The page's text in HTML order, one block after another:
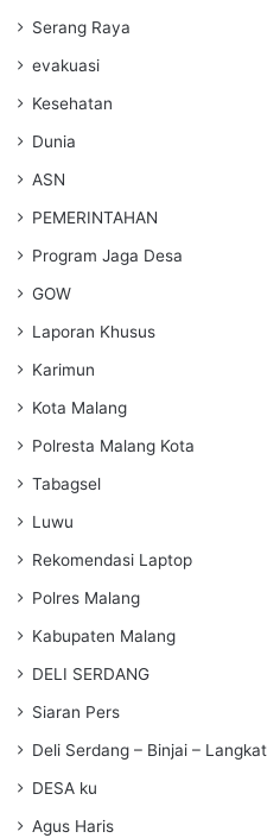
Serang Raya
evakuasi
Kesehatan
Dunia
ASN
PEMERINTAHAN
Program Jaga Desa
GOW
Laporan Khusus
Karimun
Kota Malang
Polresta Malang Kota
Tabagsel
Luwu
Rekomendasi Laptop
Polres Malang
Kabupaten Malang
DELI SERDANG
Siaran Pers
Deli Serdang – Binjai – Langkat
DESA ku
Agus Haris